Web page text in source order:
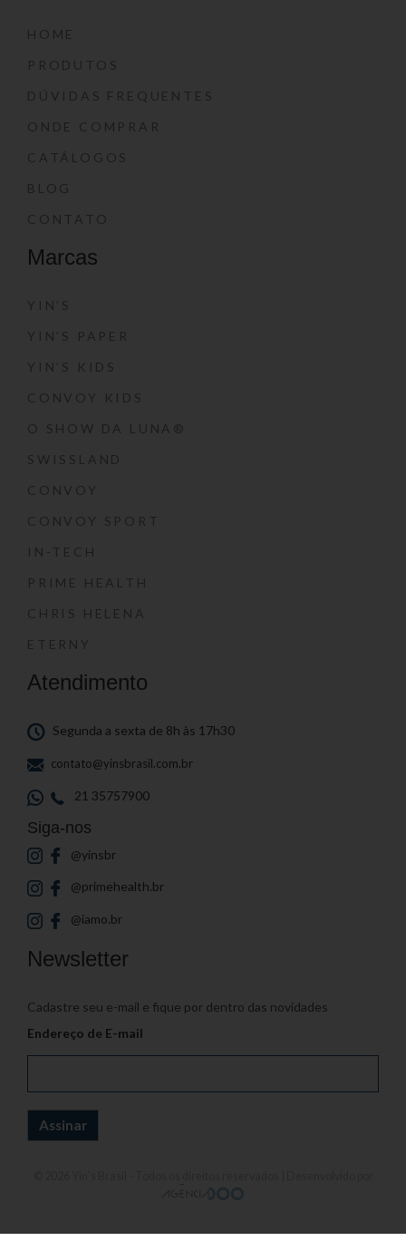
HOME
PRODUTOS
DÚVIDAS FREQUENTES
ONDE COMPRAR
CATÁLOGOS
BLOG
CONTATO
Marcas
YIN’S
YIN’S PAPER
YIN’S KIDS
CONVOY KIDS
O SHOW DA LUNA®
SWISSLAND
CONVOY
CONVOY SPORT
IN-TECH
PRIME HEALTH
CHRIS HELENA
ETERNY
Atendimento
Segunda a sexta de 8h às 17h30
contato@yinsbrasil.com.br
21 35757900
Siga-nos
@yinsbr
@primehealth.br
@iamo.br
Newsletter
Cadastre seu e-mail e fique por dentro das novidades
Endereço de E-mail